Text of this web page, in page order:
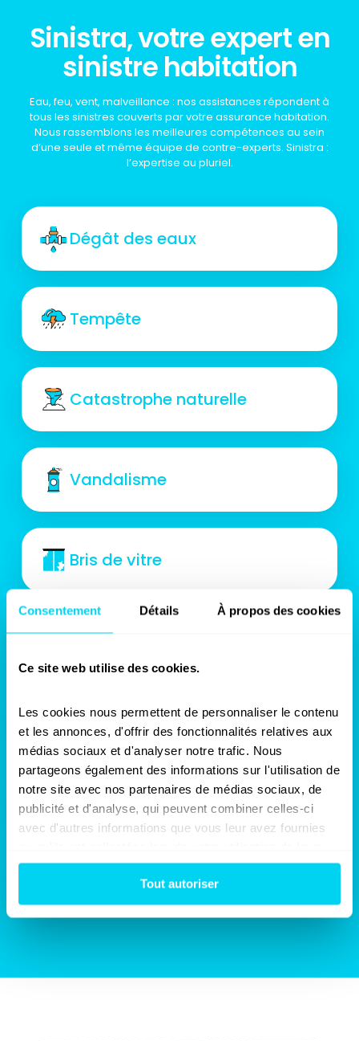
Consentement Détails À propos des cookies
Ce site web utilise des cookies.
Les cookies nous permettent de personnaliser le contenu
et les annonces, d'offrir des fonctionnalités relatives aux
médias sociaux et d'analyser notre trafic. Nous
partageons également des informations sur l'utilisation de
notre site avec nos partenaires de médias sociaux, de
publicité et d'analyse, qui peuvent combiner celles-ci
avec d'autres informations que vous leur avez fournies
services.
Tout autoriser
Sinistra, votre expert en
sinistre habitation
Eau, feu, vent, malveillance : nos assistances répondent à
tous les sinistres couverts par votre assurance habitation.
Nous rassemblons les meilleures compétences au sein
d’une seule et même équipe de contre-experts. Sinistra :
l’expertise au pluriel.
Dégât des eaux
Tempête
Catastrophe naturelle
Vandalisme
Bris de vitre
Incendie
Inondation
Vol